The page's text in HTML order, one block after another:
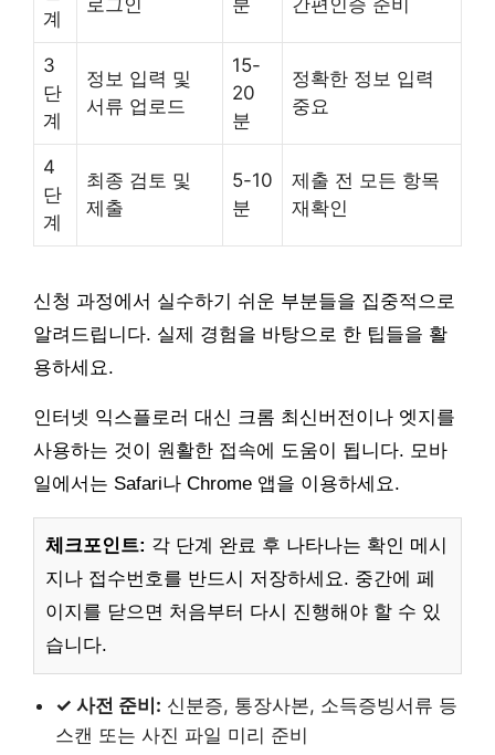
계
로그인 분 간편인증 준비
3
단
계
정보 입력 및
서류 업로드
15-
20
분
정확한 정보 입력
중요
4
단
계
최종 검토 및
제출
5-10
분
제출 전 모든 항목
재확인
신청 과정에서 실수하기 쉬운 부분들을 집중적으로
알려드립니다. 실제 경험을 바탕으로 한 팁들을 활
용하세요.
인터넷 익스플로러 대신 크롬 최신버전이나 엣지를
사용하는 것이 원활한 접속에 도움이 됩니다. 모바
일에서는 Safari나 Chrome 앱을 이용하세요.
체크포인트: 각 단계 완료 후 나타나는 확인 메시
지나 접수번호를 반드시 저장하세요. 중간에 페
이지를 닫으면 처음부터 다시 진행해야 할 수 있
습니다.
✓ 사전 준비: 신분증, 통장사본, 소득증빙서류 등
스캔 또는 사진 파일 미리 준비